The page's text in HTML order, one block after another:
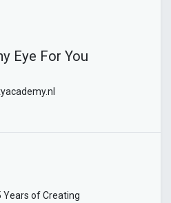
Eye For You
of Creating